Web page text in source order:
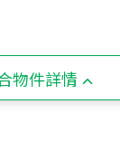
物件詳情